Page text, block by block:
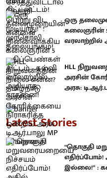
ஒரு
கலைஞரின்
வரலாற்றில்
HLL
அரசின்
அரசு:
Latest Stories
“தொகுதி
இல்லை!” :